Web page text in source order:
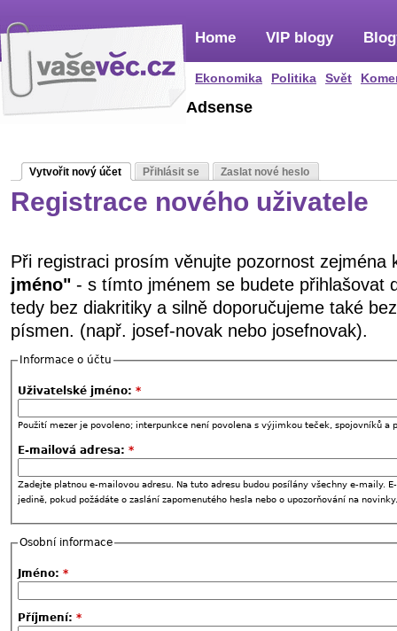
Home
Ekonomika Politika Svět
VIP blogy
Adsense
Vytvořit nový účet Přihlásit se Zaslat nové heslo
Registrace nového uživatele
Při registraci prosím věnujte pozornost zejména
jméno" - s tímto jménem se budete přihlašovat
tedy bez diakritiky a silně doporučujeme také
písmen. (např. josef-novak nebo josefnovak).
Informace o účtu
Uživatelské jméno: *
Použití mezer je povoleno; interpunkce není povolena s výjimkou teček, spojovníků a
E-mailová adresa: *
Zadejte platnou e-mailovou adresu. Na tuto adresu budou posílány všechny e-maily.
jedině, pokud požádáte o zaslání zapomenutého hesla nebo o upozorňování na novinky.
Osobní informace
Jméno: *
Příjmení: *